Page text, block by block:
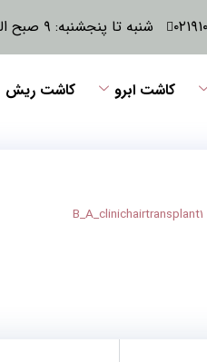
شنبه تا پنجشنبه: ۹ صبح الی ۲۰ عصر
کاشت ابرو کاشت ریش
B_A_clinichairtransplant1